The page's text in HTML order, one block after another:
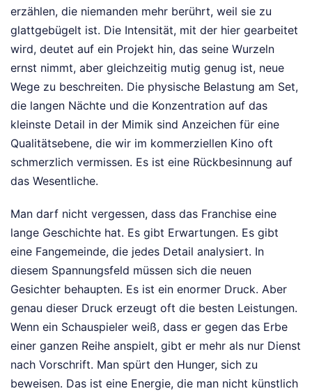
erzählen, die niemanden mehr berührt, weil sie zu
glattgebügelt ist. Die Intensität, mit der hier gearbeitet
wird, deutet auf ein Projekt hin, das seine Wurzeln
ernst nimmt, aber gleichzeitig mutig genug ist, neue
Wege zu beschreiten. Die physische Belastung am Set,
die langen Nächte und die Konzentration auf das
kleinste Detail in der Mimik sind Anzeichen für eine
Qualitätsebene, die wir im kommerziellen Kino oft
schmerzlich vermissen. Es ist eine Rückbesinnung auf
das Wesentliche.
Man darf nicht vergessen, dass das Franchise eine
lange Geschichte hat. Es gibt Erwartungen. Es gibt
eine Fangemeinde, die jedes Detail analysiert. In
diesem Spannungsfeld müssen sich die neuen
Gesichter behaupten. Es ist ein enormer Druck. Aber
genau dieser Druck erzeugt oft die besten Leistungen.
Wenn ein Schauspieler weiß, dass er gegen das Erbe
einer ganzen Reihe anspielt, gibt er mehr als nur Dienst
nach Vorschrift. Man spürt den Hunger, sich zu
beweisen. Das ist eine Energie, die man nicht künstlich